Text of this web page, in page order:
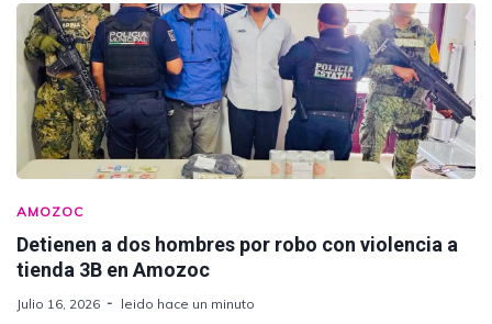
AMOZOC
Detienen a dos hombres por robo con violencia a
tienda 3B en Amozoc
Julio 16, 2026 leido hace un minuto